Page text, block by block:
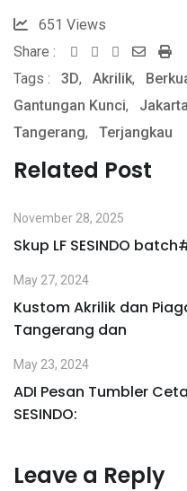
651 Views
Share :
Whatsapp
Share
via
Email
Tags : 3D, Akrilik,
Gantungan Kunci, Jakarta
Tangerang, Terjangkau
Related Post
November 28, 2025
Skup LF SESINDO
May 27, 2024
Kustom Akrilik dan
Tangerang dan
May 23, 2024
ADI Pesan Tumbler
SESINDO:
Leave a Reply